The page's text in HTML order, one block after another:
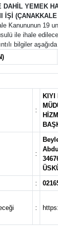
DAHİL YEMEK
İŞİ (ÇANAKKALE
Kanununun 19
ile ihale
bilgiler
:
KIYI
:
:
: